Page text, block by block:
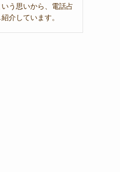
う思いから、電話占
介しています。